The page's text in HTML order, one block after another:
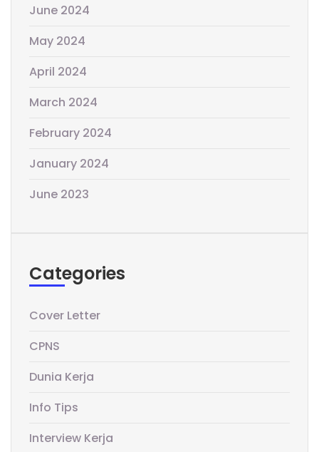
June 2024
May 2024
April 2024
March 2024
February 2024
January 2024
June 2023
Categories
Cover Letter
CPNS
Dunia Kerja
Info Tips
Interview Kerja